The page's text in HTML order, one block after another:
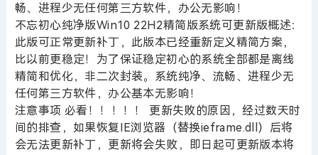
畅、进程少无任何第三方软件，办公无影响！
不忘初心纯净版Win10 22H2精简版系统可更新版概述：
此版可正常更新补丁，此版本已经重新定义精简方案，
比以前更稳定！为了保证稳定初心的系统全部都是离线
精简和优化，非二次封装。系统纯净、流畅、进程少无
任何第三方软件，办公基本无影响！
注意事项 必看！！！！！ 更新失败的原因，经过数天时
间的排查，如果恢复IE浏览器（替换ieframe.dll）后将
会无法更新补丁，更新将会失败，即日起可更新版本将